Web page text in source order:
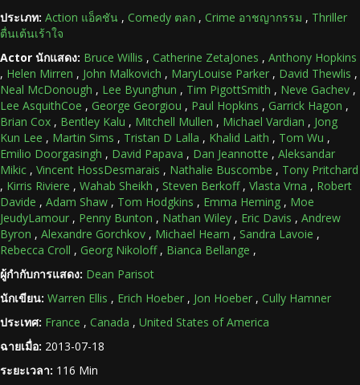
ประเภท: Action แอ็คชัน , Comedy ตลก , Crime อาชญากรรม , Thriller
ตื่นเต้นเร้าใจ
Actor นักแสดง: Bruce Willis , Catherine ZetaJones , Anthony Hopkins
, Helen Mirren , John Malkovich , MaryLouise Parker , David Thewlis ,
Neal McDonough , Lee Byunghun , Tim PigottSmith , Neve Gachev ,
Lee AsquithCoe , George Georgiou , Paul Hopkins , Garrick Hagon ,
Brian Cox , Bentley Kalu , Mitchell Mullen , Michael Vardian , Jong
Kun Lee , Martin Sims , Tristan D Lalla , Khalid Laith , Tom Wu ,
Emilio Doorgasingh , David Papava , Dan Jeannotte , Aleksandar
Mikic , Vincent HossDesmarais , Nathalie Buscombe , Tony Pritchard
, Kirris Riviere , Wahab Sheikh , Steven Berkoff, Vlasta Vrna , Robert
Davide , Adam Shaw , Tom Hodgkins , Emma Heming , Moe
JeudyLamour , Penny Bunton , Nathan Wiley , Eric Davis , Andrew
Byron , Alexandre Gorchkov , Michael Hearn , Sandra Lavoie ,
Rebecca Croll , Georg Nikoloff, Bianca Bellange ,
ผู้กำกับการแสดง: Dean Parisot
นักเขียน: Warren Ellis , Erich Hoeber , Jon Hoeber , Cully Hamner
ประเทศ: France , Canada , United States of America
ฉายเมื่อ: 2013-07-18
ระยะเวลา: 116 Min